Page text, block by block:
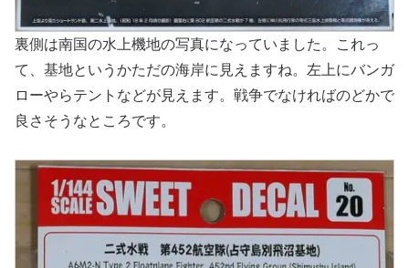
裏側は南国の水上機地の写真になっていました。これっ
て、基地というかただの海岸に見えますね。左上にバンガ
ローやらテントなどが見えます。戦争でなければのどかで
良さそうなところです。